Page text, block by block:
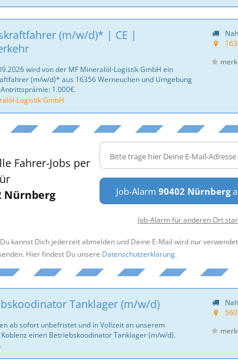
(m/w/d)* | CE |
wird von der MF Mineralöl-Logistik GmbH ein
(m/w/d)* aus 16356 Werneuchen und Umgebung
1.000€.
Logistik GmbH
Fahrer-Jobs per
Nürnberg
Job-Alarm90402 Nürnberg
Job-Alarm für anderen Ort
kannst Dich jederzeit abmelden und Deine E-Mail wird nur
Hier findest Du unsere Datenschutzerklärung.
Tanklager (m/w/d)
ab sofort unbefristet und in Vollzeit an unserem
einen Betriebskoodinator Tanklager (m/w/d).